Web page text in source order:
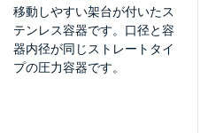
ASC】
移動しやすい架台が付いたス
テンレス容器です。口径と容
器内径が同じストレートタイ
プの圧力容器です。